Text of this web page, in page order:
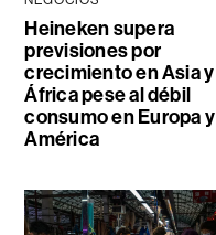
Heineken supera
previsiones por
crecimiento en Asia y
África pese al débil
consumo en Europa y
América